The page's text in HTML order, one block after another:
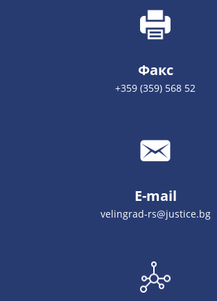
Факс
+359 (359) 568 52
E-mail
velingrad-rs@justice.bg